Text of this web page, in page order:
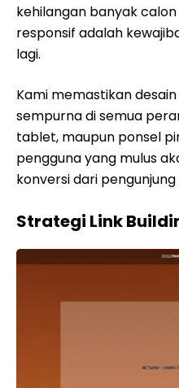
kehilangan banyak
responsif adalah
lagi.
Kami memastikan
sempurna di semua
tablet, maupun ponsel
pengguna yang mulus
konversi dari
Strategi Link